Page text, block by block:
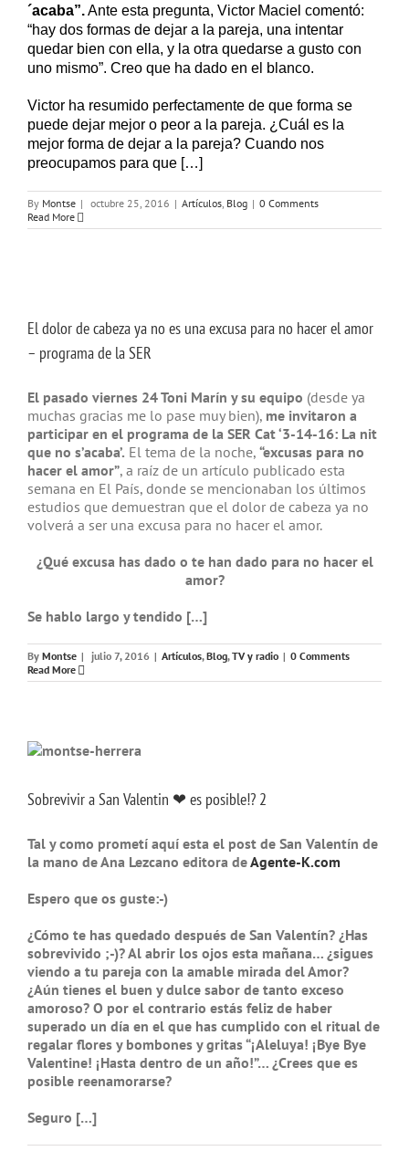
´acaba”.Ante esta pregunta, Victor Maciel comentó:
“hay dos formas de dejar a la pareja, una intentar
quedar bien con ella, y la otra quedarse a gusto con
uno mismo”. Creo que ha dado en el blanco.
Victor ha resumido perfectamente de que forma se
puede dejar mejor o peor a la pareja. ¿Cuál es la
mejor forma de dejar a la pareja? Cuando nos
preocupamos para que […]
By Montse | octubre 25, 2016 | Artículos, Blog | 0 Comments
Read More
El dolor de cabeza ya no es una excusa para no hacer el amor
– programa de la SER
El pasado viernes 24 Toni Marín y su equipo (desde ya
muchas gracias me lo pase muy bien), me invitaron a
participar en el programa de la SER Cat ‘3-14-16: La nit
que no s’acaba’. El tema de la noche, “excusas para no
hacer el amor”, a raíz de un artículo publicado esta
semana en El País, donde se mencionaban los últimos
estudios que demuestran que el dolor de cabeza ya no
volverá a ser una excusa para no hacer el amor.
¿Qué excusa has dado o te han dado para no hacer el
amor?
Se hablo largo y tendido […]
By Montse | julio 7, 2016 | Artículos,Blog,TV y radio | 0 Comments
Read More
Sobrevivir a San Valentin ❤ es posible!? 2
Tal y como prometí aquí esta el post de San Valentín de
la mano de Ana Lezcano editora deAgente-K.com
Espero que os guste:-)
¿Cómo te has quedado después de San Valentín? ¿Has
sobrevivido ;-)? Al abrir los ojos esta mañana… ¿sigues
viendo a tu pareja con la amable mirada del Amor?
¿Aún tienes el buen y dulce sabor de tanto exceso
amoroso? O por el contrario estás feliz de haber
superado un día en el que has cumplido con el ritual de
regalar flores y bombones y gritas “¡Aleluya! ¡Bye Bye
Valentine! ¡Hasta dentro de un año!”… ¿Crees que es
posible reenamorarse?
Seguro […]